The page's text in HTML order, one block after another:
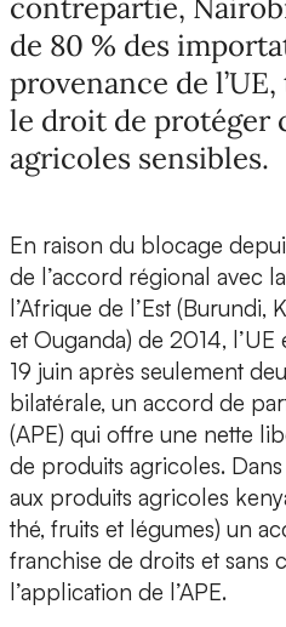
contrepartie,
de 80 % des
provenance de
le droit de protéger
agricoles sensibles.
En raison du blocage
de l’accord régional avec
l’Afrique de l’Est (Burundi,
et Ouganda) de 2014,
19 juin après seulement
bilatérale, un accord de
(APE) qui offre une nette
de produits agricoles.
aux produits agricoles
thé, fruits et légumes) un
franchise de droits et sans
l’application de l’APE.